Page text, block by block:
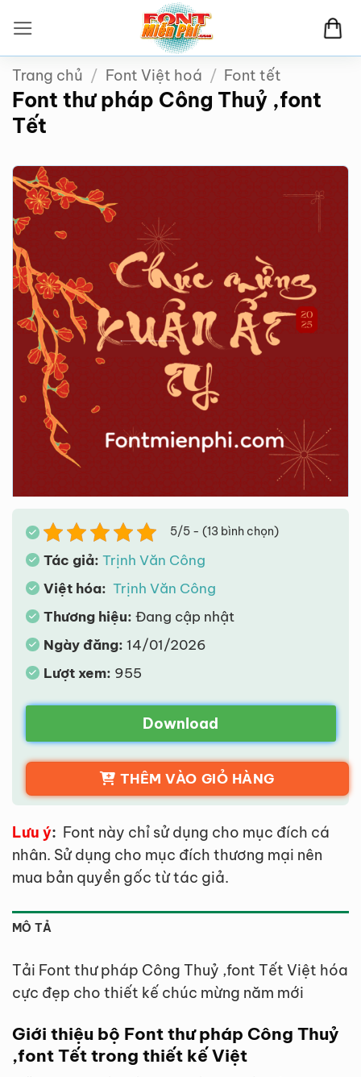
qua
nội
dung
Trang chủ / Font Việt hoá / Font tết
Font thư pháp Công Thuỷ ,font
Tết
5/5 - (13 bình chọn)
Tác giả: Trịnh Văn Công
Việt hóa: Trịnh Văn Công
Thương hiệu: Đang cập nhật
Ngày đăng: 14/01/2026
Lượt xem: 955
Download
THÊM VÀO GIỎ HÀNG
Lưu ý: Font này chỉ sử dụng cho mục đích cá
nhân. Sử dụng cho mục đích thương mại nên
mua bản quyền gốc từ tác giả.
MÔ TẢ
Tải Font thư pháp Công Thuỷ ,font Tết Việt hóa
cực đẹp cho thiết kế chúc mừng năm mới
Giới thiệu bộ Font thư pháp Công Thuỷ
,font Tết trong thiết kế Việt